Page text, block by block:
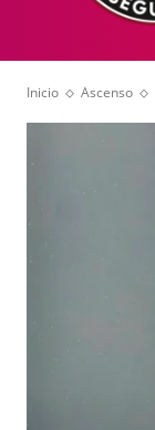
Inicio Ascenso